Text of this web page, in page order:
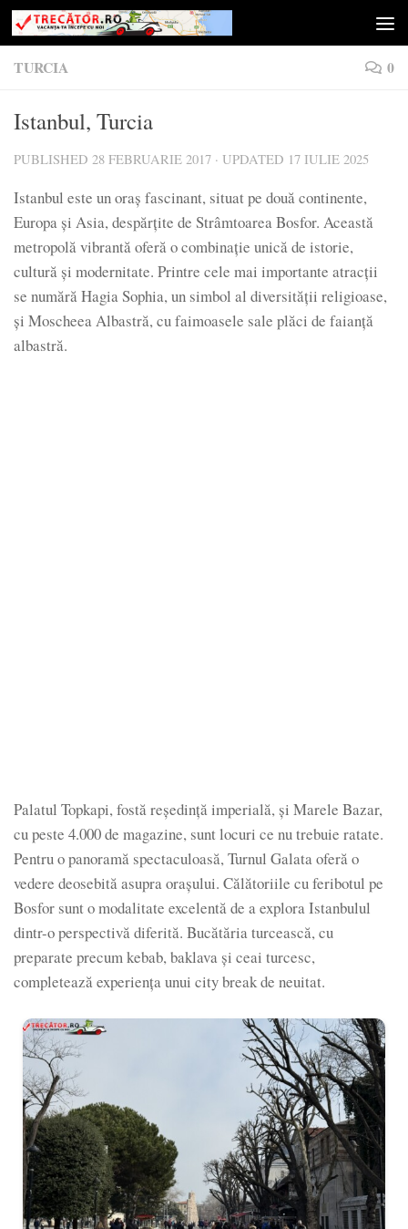
Skip to content
TURCIA 0
Istanbul, Turcia
PUBLISHED 28 FEBRUARIE 2017 · UPDATED 17 IULIE 2025
Istanbul este un oraș fascinant, situat pe două continente,
Europa și Asia, despărțite de Strâmtoarea Bosfor. Această
metropolă vibrantă oferă o combinație unică de istorie,
cultură și modernitate. Printre cele mai importante atracții
se numără Hagia Sophia, un simbol al diversității religioase,
și Moscheea Albastră, cu faimoasele sale plăci de faianță
albastră.
Palatul Topkapi, fostă reședință imperială, și Marele Bazar,
cu peste 4.000 de magazine, sunt locuri ce nu trebuie ratate.
Pentru o panoramă spectaculoasă, Turnul Galata oferă o
vedere deosebită asupra orașului. Călătoriile cu feribotul pe
Bosfor sunt o modalitate excelentă de a explora Istanbulul
dintr-o perspectivă diferită. Bucătăria turcească, cu
preparate precum kebab, baklava și ceai turcesc,
completează experiența unui city break de neuitat.